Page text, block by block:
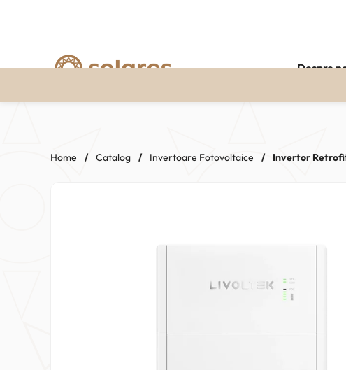
Skip
Despre
Home / Catalog / Invertoare Fotovoltaice / Invertor